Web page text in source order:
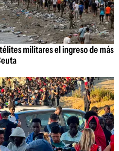
militares el ingreso de más